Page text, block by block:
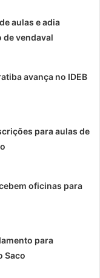
aulas e adia
de vendaval
avança no IDEB
para aulas de
oficinas para
para
Saco